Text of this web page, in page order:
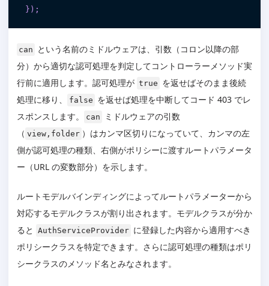
} ) ;
can
という名前のミドルウェアは、引数（コロン以降の部
分）から適切な認可処理を判定してコントローラーメソッド実
行前に適用します。認可処理が true を返せばそのまま後続
処理に移り、
false を返せば処理を中断してコード 403 でレ
スポンスします。
can
ミドルウェアの引数
（ view,folder ）はカンマ区切りになっていて、カンマの左
側が認可処理の種類、右側がポリシーに渡すルートパラメータ
ー（URL の変数部分）を示します。
ルートモデルバインディングによってルートパラメーターから
対応するモデルクラスが割り出されます。モデルクラスが分か
ると
AuthServiceProvider に登録した内容から適用すべき
ポリシークラスを特定できます。さらに認可処理の種類はポリ
シークラスのメソッド名とみなされます。